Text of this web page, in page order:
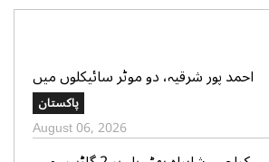
احمد پور شرقیہ، دو موٹر سائیکلوں میں
پاکستان
August 06, 2026